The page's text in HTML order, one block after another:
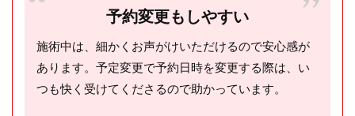
予約変更もしやすい
施術中は、細かくお声がけいただけるので安心感が
あります。予定変更で予約日時を変更する際は、い
つも快く受けてくださるので助かっています。